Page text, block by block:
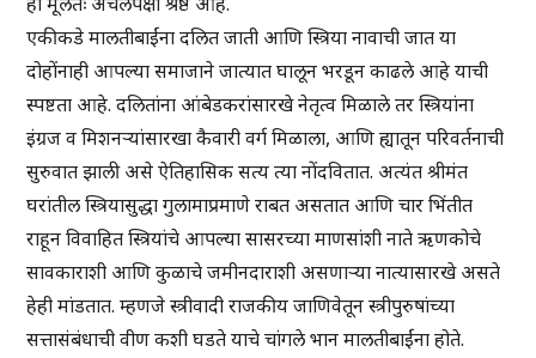
एकीकडे मालतीबाईंना दलित जाती आणि स्त्रिया नावाची जात या
दोहोंनाही आपल्या समाजाने जात्यात घालून भरडून काढले आहे याची
स्पष्टता आहे. दलितांना आंबेडकरांसारखे नेतृत्व मिळाले तर स्त्रियांना
इंग्रज व मिशनऱ्यांसारखा कैवारी वर्ग मिळाला, आणि ह्यातून परिवर्तनाची
सुरुवात झाली असे ऐतिहासिक सत्य त्या नोंदवितात. अत्यंत श्रीमंत
घरांतील स्त्रियासुद्धा गुलामाप्रमाणे राबत असतात आणि चार भिंतीत
राहून विवाहित स्त्रियांचे आपल्या सासरच्या माणसांशी नाते ऋणकोचे
सावकाराशी आणि कुळाचे जमीनदाराशी असणाऱ्या नात्यासारखे असते
हेही मांडतात. म्हणजे स्त्रीवादी राजकीय जाणिवेतून स्त्रीपुरुषांच्या
सत्तासंबंधाची वीण कशी घडते याचे चांगले भान मालतीबाईंना होते.